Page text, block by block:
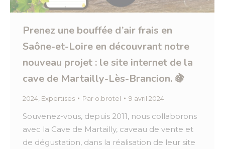
Prenez une bouffée d’air frais en
Saône-et-Loire en découvrant notre
nouveau projet : le site internet de la
cave de Martailly-Lès-Brancion. 🍇
2024 Expertises Par o.brotel 9 avril 2024
Souvenez-vous, depuis 2011, nous collaborons
avec la Cave de Martailly, caveau de vente et
de dégustation, dans la réalisation de leur site